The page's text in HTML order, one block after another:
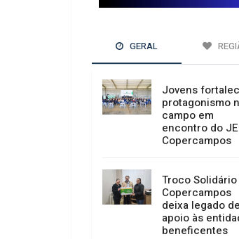
GERAL
Jovens
protagonismo
campo em
encontro do
Copercampos
Troco
Copercampos
deixa legado de
apoio às
beneficentes